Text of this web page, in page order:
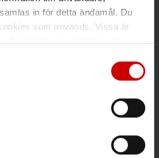
in för detta ändamål. Du
som används. Vissa är
av statistik- och
dataskyddsnormer. Genom
du till sådana överföringar. Läs